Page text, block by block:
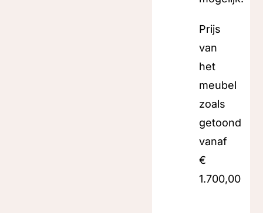
Prijs
van
het
meubel
zoals
getoond
vanaf
€
1.700,00